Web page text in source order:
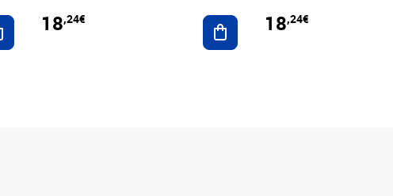
Ajouter au panier
18,24€ Ajouter au panier
18,24€